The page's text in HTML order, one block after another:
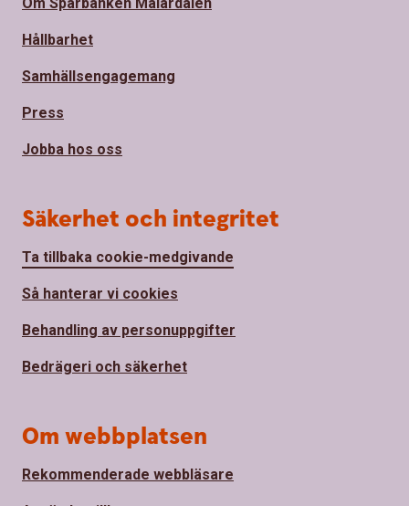
Hållbarhet
Samhällsengagemang
Press
Jobba hos oss
Säkerhet och integritet
Ta tillbaka cookie-medgivande
Så hanterar vi cookies
Behandling av personuppgifter
Bedrägeri och säkerhet
Om webbplatsen
Rekommenderade webbläsare